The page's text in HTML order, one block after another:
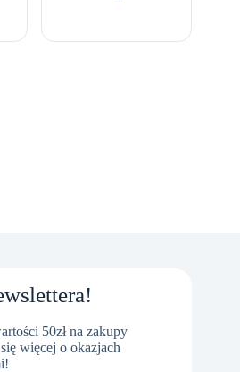
50zł na zakupy
więcej o okazjach